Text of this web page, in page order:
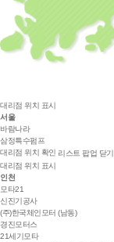
대리점 위치 표시
서울
바람나라
삼정특수펌프
대리점 위치 확인 리스트 팝업 닫기
대리점 위치 표시
인천
모타21
신진기공사
(주)한국체인모터 (남동)
경진모터스
21세기모타